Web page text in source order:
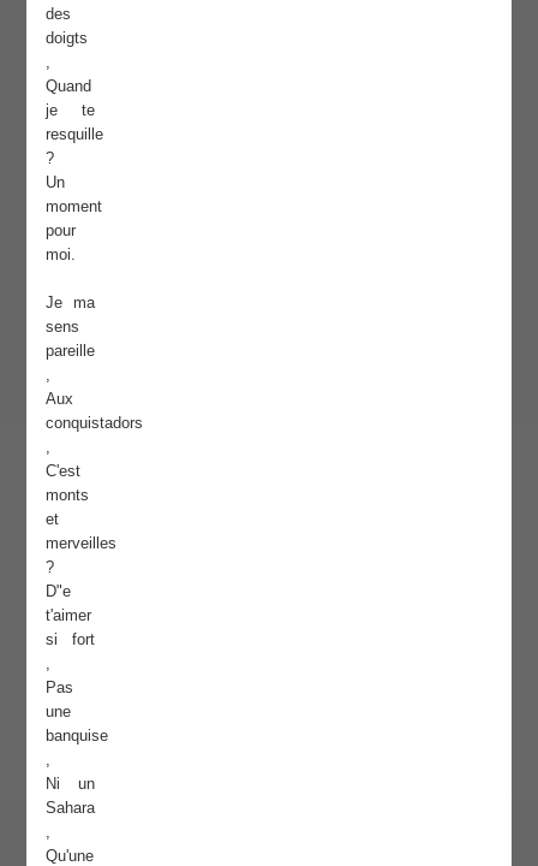
des
doigts
Quand
je te
resquille
?
Un
moment
pour
moi.
Je ma
sens
pareille
Aux
conquistadors
C'est
monts
et
merveilles
?
D"e
t'aimer
si fort
Pas
une
banquise
Ni un
Sahara
Qu'une